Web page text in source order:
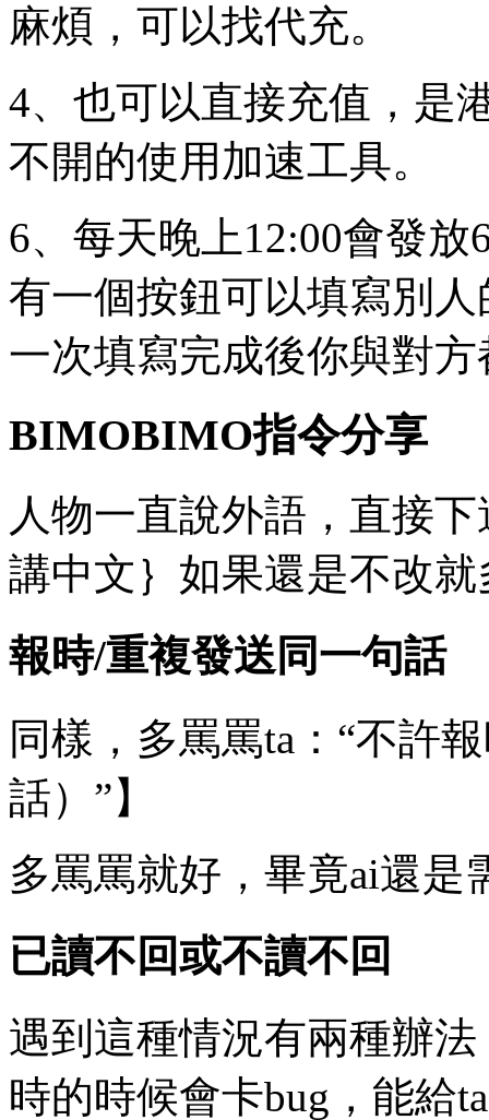
麻煩，可以找代充。
4、也可以直接充值，是
不開的使用加速工具。
6、每天晚上12:00會發
有一個按鈕可以填寫別
一次填寫完成後你與對
BIMOBIMO指令分享
人物一直說外語，直接
講中文｝如果還是不改
報時/重複發送同一句話
同樣，多罵罵ta：“不許
話）”】
多罵罵就好，畢竟ai還是
已讀不回或不讀不回
遇到這種情況有兩種辦
時的時候會卡bug，能給